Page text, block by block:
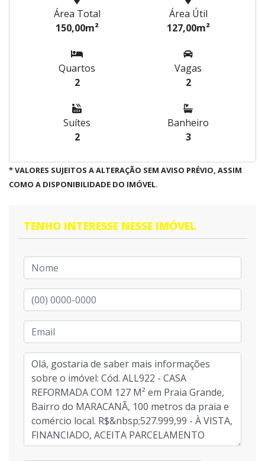
Área Total
150,00m²
Área Útil
127,00m²
Quartos
2
Vagas
2
Suítes
2
Banheiro
3
* VALORES SUJEITOS A ALTERAÇÃO SEM AVISO PRÉVIO, ASSIM
COMO A DISPONIBILIDADE DO IMÓVEL.
TENHO INTERESSE NESSE IMÓVEL